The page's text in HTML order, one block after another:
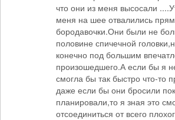
что они из меня высосали
меня на шее отвалились
бородавочки.Они были не
половине спичечной
конечно под большим
произошедшего.А если бы я
смогла бы так быстро что-то
даже если бы они бросили
планировали,то я зная это
отсоединиться от всего